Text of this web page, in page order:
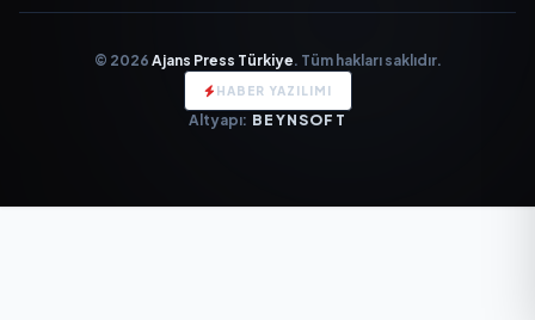
© 2026 Ajans Press Türkiye. Tüm hakları saklıdır.
HABER YAZILIMI
Altyapı: BEYNSOFT